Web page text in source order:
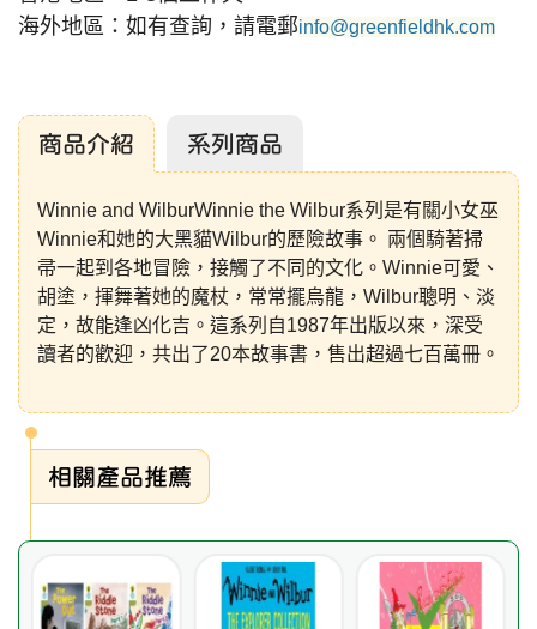
海外地區：如有查詢，請電郵info@greenfieldhk.com
商品介紹 系列商品
Winnie and WilburWinnie the Wilbur系列是有關小女巫
Winnie和她的大黑貓Wilbur的歷險故事。 兩個騎著掃
帚一起到各地冒險，接觸了不同的文化。Winnie可愛、
胡塗，揮舞著她的魔杖，常常擺烏龍，Wilbur聰明、淡
定，故能逢凶化吉。這系列自1987年出版以來，深受
讀者的歡迎，共出了20本故事書，售出超過七百萬冊。
相關產品推薦